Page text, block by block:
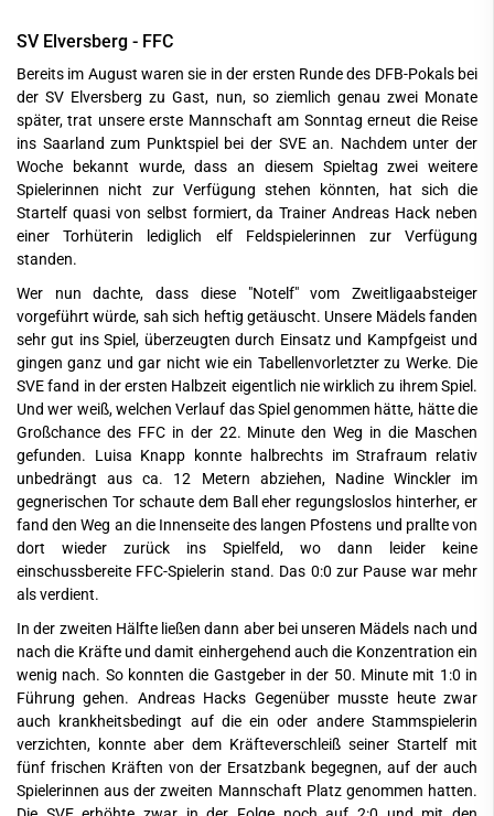
SV Elversberg - FFC
Bereits im August waren sie in der ersten Runde des DFB-Pokals bei
der SV Elversberg zu Gast, nun, so ziemlich genau zwei Monate
später, trat unsere erste Mannschaft am Sonntag erneut die Reise
ins Saarland zum Punktspiel bei der SVE an. Nachdem unter der
Woche bekannt wurde, dass an diesem Spieltag zwei weitere
Spielerinnen nicht zur Verfügung stehen könnten, hat sich die
Startelf quasi von selbst formiert, da Trainer Andreas Hack neben
einer Torhüterin lediglich elf Feldspielerinnen zur Verfügung
standen.
Wer nun dachte, dass diese "Notelf" vom Zweitligaabsteiger
vorgeführt würde, sah sich heftig getäuscht. Unsere Mädels fanden
sehr gut ins Spiel, überzeugten durch Einsatz und Kampfgeist und
gingen ganz und gar nicht wie ein Tabellenvorletzter zu Werke. Die
SVE fand in der ersten Halbzeit eigentlich nie wirklich zu ihrem Spiel.
Und wer weiß, welchen Verlauf das Spiel genommen hätte, hätte die
Großchance des FFC in der 22. Minute den Weg in die Maschen
gefunden. Luisa Knapp konnte halbrechts im Strafraum relativ
unbedrängt aus ca. 12 Metern abziehen, Nadine Winckler im
gegnerischen Tor schaute dem Ball eher regungsloslos hinterher, er
fand den Weg an die Innenseite des langen Pfostens und prallte von
dort wieder zurück ins Spielfeld, wo dann leider keine
einschussbereite FFC-Spielerin stand. Das 0:0 zur Pause war mehr
als verdient.
In der zweiten Hälfte ließen dann aber bei unseren Mädels nach und
nach die Kräfte und damit einhergehend auch die Konzentration ein
wenig nach. So konnten die Gastgeber in der 50. Minute mit 1:0 in
Führung gehen. Andreas Hacks Gegenüber musste heute zwar
auch krankheitsbedingt auf die ein oder andere Stammspielerin
verzichten, konnte aber dem Kräfteverschleiß seiner Startelf mit
fünf frischen Kräften von der Ersatzbank begegnen, auf der auch
Spielerinnen aus der zweiten Mannschaft Platz genommen hatten.